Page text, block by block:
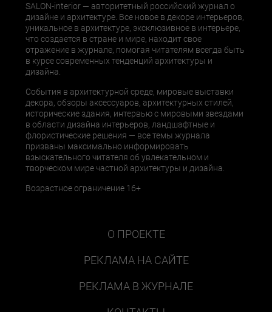
SALON-interior — авторитетный российский журнал о
дизайне и архитектуре. Все новое в декоре интерьеров,
уникальное в архитектуре, эксклюзивное в интерьере,
что создается в стране и мире, находит свое
отражение в журнале, помогая читателям всегда быть
в курсе современных тенденций архитектуры и
дизайна.
События в архитектурной среде, мировые выставки
декора, обзоры аксессуаров, архитектурных стилей,
исторические здания, интервью с мировыми звездами
в области дизайна интерьеров, ландшафтные и
флористические решения — все темы журнала
призваны максимально информировать
взыскательного читателя об увлекательном и
творческом мире частной архитектуры и дизайна.
Возрастное ограничение 16+
О ПРОЕКТЕ
РЕКЛАМА НА САЙТЕ
РЕКЛАМА В ЖУРНАЛЕ